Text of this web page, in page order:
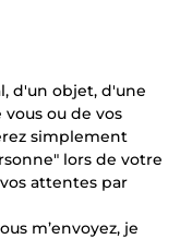
d'un objet, d'une
ou de vos
simplement
lors de votre
attentes par
m’envoyez, je